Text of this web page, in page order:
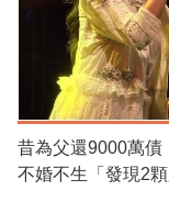
昔為父還9000萬
不婚不生「發現2